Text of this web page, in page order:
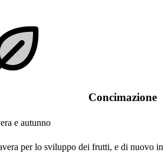
Concimazione
e autunno
per lo sviluppo dei frutti, e di nuovo in